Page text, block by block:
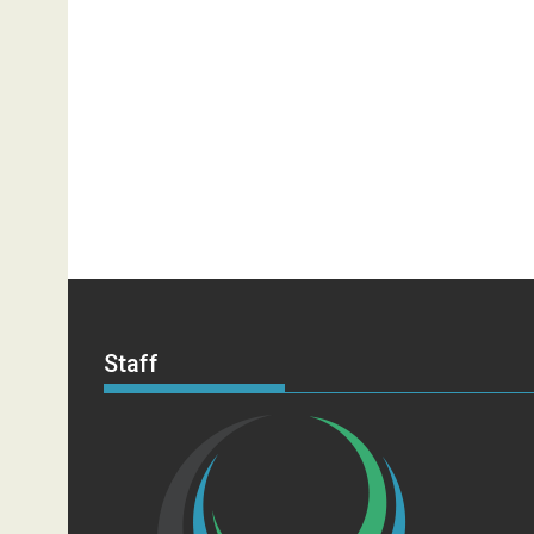
Staff